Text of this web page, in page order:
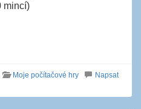
mincí)
Moje počítačové hry
Napsat